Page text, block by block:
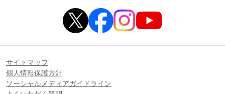
サイトマップ
個人情報保護方針
ソーシャルメディアガイドライン